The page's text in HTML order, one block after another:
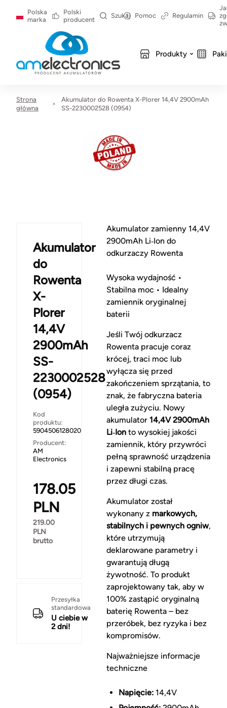
Polska
marka
Polski
producent
Szukaj Pomoc Regulamin
Produkty
Strona
główna
Akumulator do Rowenta X-Plorer 14,4V 2900mAh
SS-2230002528 (0954)
Akumulator
do
Rowenta
X-
Plorer
14,4V
2900mAh
SS-
2230002528
(0954)
Kod
produktu:
5904506128020
Producent:
AM
Electronics
178.05
PLN
219.00
PLN
brutto
Przesyłka
standardowa
U ciebie w
2 dni!
Akumulator zamienny 14,4V
2900mAh Li‑Ion do
odkurzaczy Rowenta
Wysoka wydajność •
Stabilna moc • Idealny
zamiennik oryginalnej
baterii
Jeśli Twój odkurzacz
Rowenta pracuje coraz
krócej, traci moc lub
wyłącza się przed
zakończeniem sprzątania, to
znak, że fabryczna bateria
uległa zużyciu. Nowy
akumulator 14,4V 2900mAh
Li‑Ionto wysokiej jakości
zamiennik, który przywróci
pełną sprawność urządzenia
i zapewni stabilną pracę
przez długi czas.
Akumulator został
wykonany z markowych,
stabilnych i pewnych ogniw,
które utrzymują
deklarowane parametry i
gwarantują długą
żywotność. To produkt
zaprojektowany tak, aby w
100% zastąpić oryginalną
baterię Rowenta – bez
przeróbek, bez ryzyka i bez
kompromisów.
Najważniejsze informacje
techniczne
Napięcie:14,4V